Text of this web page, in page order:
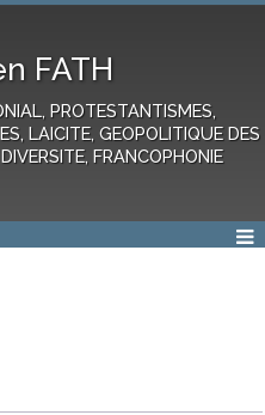
FATH
PROTESTANTISMES,
LAICITE, GEOPOLITIQUE DES
FRANCOPHONIE